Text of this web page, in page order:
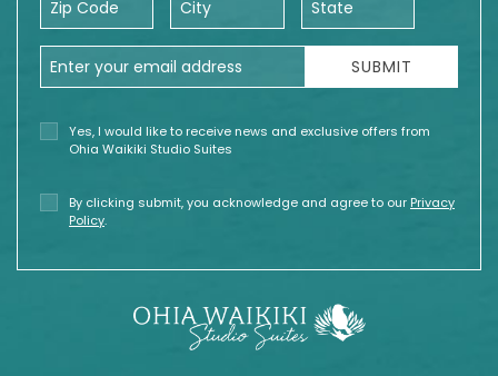
Email Address
Yes, I would like to receive news and exclusive offers from
Ohia Waikiki Studio Suites
By clicking submit, you acknowledge and agree to our Privacy
Policy.
SUBMIT